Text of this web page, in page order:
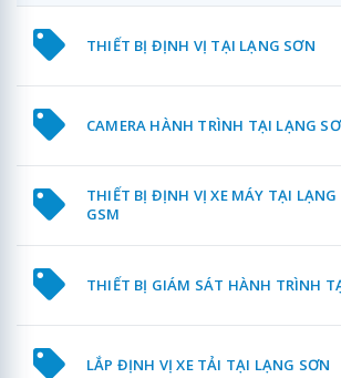
THIẾT BỊ ĐỊNH VỊ TẠI LẠNG SƠN
CAMERA HÀNH TRÌNH TẠI LẠNG
THIẾT BỊ ĐỊNH VỊ XE MÁY TẠI LẠNG
GSM
THIẾT BỊ GIÁM SÁT HÀNH TRÌNH
LẮP ĐỊNH VỊ XE TẢI TẠI LẠNG SƠN